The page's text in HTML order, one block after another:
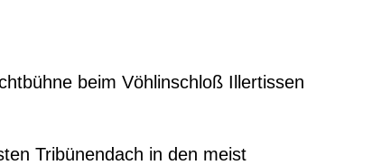
beim Vöhlinschloß Illertissen
Tribünendach in den meist